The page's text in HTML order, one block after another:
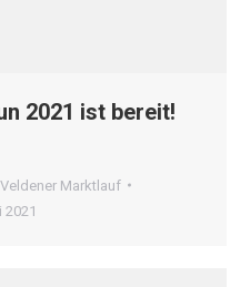
2021 ist bereit!
Veldener Marktlauf
2021